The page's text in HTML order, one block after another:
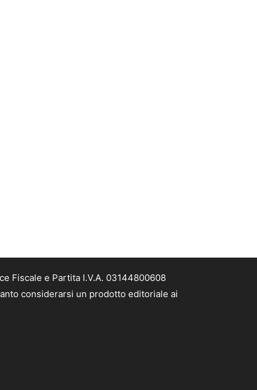
Fiscale e Partita I.V.A. 03144800608
considerarsi un prodotto editoriale ai